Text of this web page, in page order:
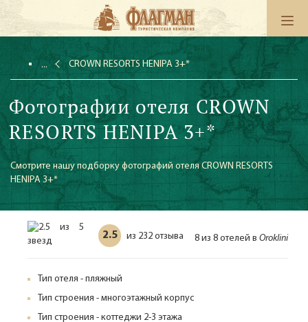
CROWN RESORTS HENIPA 3+*
Фотографии отеля CROWN
RESORTS HENIPA 3+*
Смотрите нашу подборку фотографий отеля CROWN RESORTS
HENIPA 3+*
2.5 из 232 отзыва 8 из 8 отелей в Oroklini
Тип отеля - пляжный
Тип строения - многоэтажный корпус
Тип строения - коттеджи 2-3 этажа